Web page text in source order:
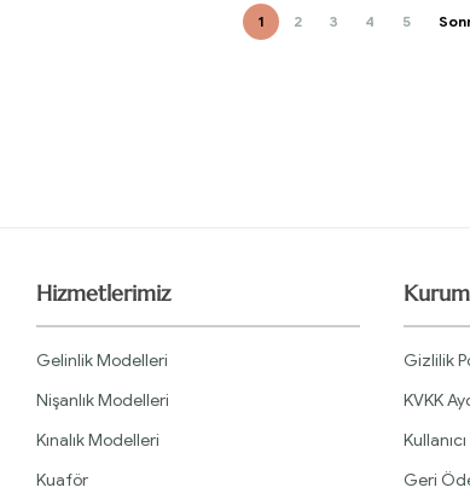
1 2 3 4 5
Hizmetlerimiz
Gelinlik Modelleri
Nişanlık Modelleri
Kınalık Modelleri
Kuaför
Gizlilik
KVKK
Geri